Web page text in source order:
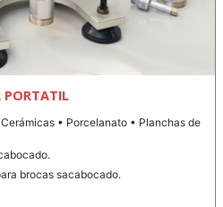
PORTATIL
• Porcelanato • Planchas de
brocas sacabocado.